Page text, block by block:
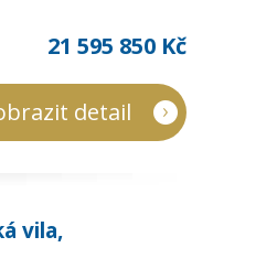
21 595 850 Kč
detail
vila,